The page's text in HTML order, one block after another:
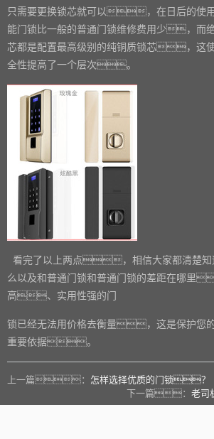
只需要更换锁芯就可以，在日后的
能门锁比一般的普通门锁维修费用少，而
芯都是配置最高级别的纯铜质锁芯，这
全性提高了一个层次。
看完了以上两点，相信大家都清楚知
么以及和普通门锁和普通门锁的差距在哪里
高、实用性强的门
锁已经无法用价格去衡量，这是保护您
重要依据。
上一篇： 怎样选择优质的门锁？
下一篇： 老司